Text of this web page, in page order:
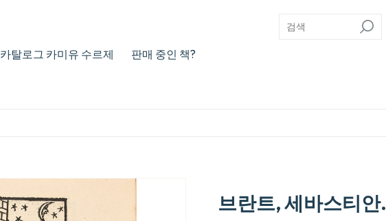
카탈로그 카미유 수르제 판매 중인 책?
브란트, 세바스티안.